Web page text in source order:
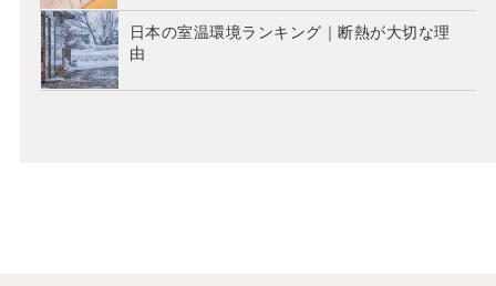
日本の室温環境ランキング｜断熱が大切な理
由